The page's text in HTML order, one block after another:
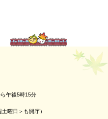
午後5時15分
曜日＞も開庁）